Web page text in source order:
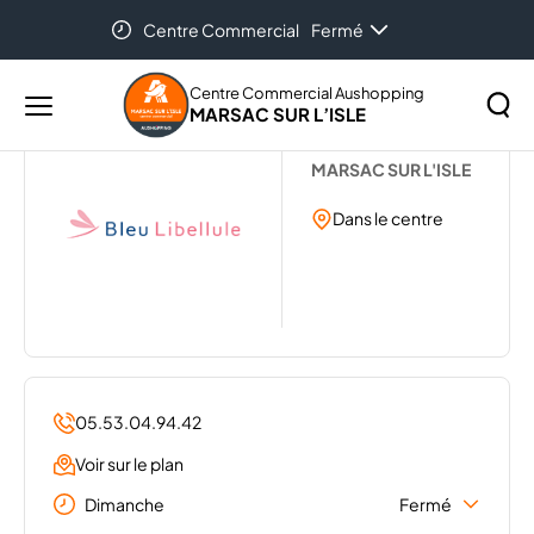
Centre Commercial Fermé
Menu
principal
Centre Commercial Aushopping
MARSAC SUR L’ISLE
... BLEU LIBELLULE
MARSAC SUR L'ISLE
Dans le centre
05.53.04.94.42
Voir sur le plan
Dimanche
Fermé